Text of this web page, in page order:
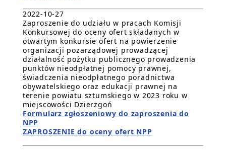
2022-10-27
Zaproszenie do udziału w pracach Komisji
Konkursowej do oceny ofert składanych w
otwartym konkursie ofert na powierzenie
organizacji pozarządowej prowadzącej
działalność pożytku publicznego prowadzenia
punktów nieodpłatnej pomocy prawnej,
świadczenia nieodpłatnego poradnictwa
obywatelskiego oraz edukacji prawnej na
terenie powiatu sztumskiego w 2023 roku w
miejscowości Dzierzgoń
Formularz zgłoszeniowy do zaproszenia do
NPP
ZAPROSZENIE do oceny ofert NPP